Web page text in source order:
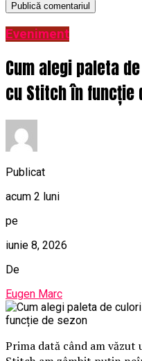
Eveniment
Cum alegi paleta
cu Stitch în funcție
Publicat
acum 2 luni
pe
iunie 8, 2026
De
Eugen Marc
Prima dată când am